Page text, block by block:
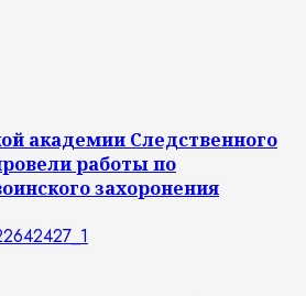
академии Следственного
работы по
захоронения